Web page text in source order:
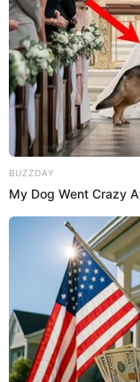
El futbolista
que tiene 32 años
sorprender a más
corto.
PUEDES
Manco
cargaron
Reimond Manco
protagonizar una
juerga. El
un joven quien